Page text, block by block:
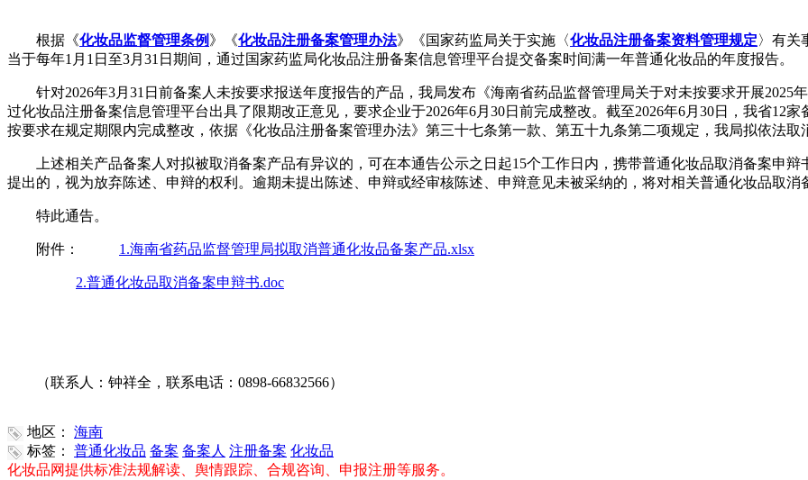
根据《化妆品监督管理条例 》《化妆品注册备案管理办法》《国家药监局关于实施〈化妆品注册备案资料管理规定〉有关
当于每年1月1日至3月31日期间，通过国家药监局化妆品注册备案信息管理平台提交备案时间满一年普通化妆品的年度报告。
针对2026年3月31日前备案人未按要求报送年度报告的产品，我局发布《海南省药品监督管理局关于对未按要求开展2025
过化妆品注册备案信息管理平台出具了限期改正意见，要求企业于2026年6月30日前完成整改。截至2026年6月30日，我省12
按要求在规定期限内完成整改，依据《化妆品注册备案管理办法》第三十七条第一款、第五十九条第二项规定，我局拟依法取
上述相关产品备案人对拟被取消备案产品有异议的，可在本通告公示之日起15个工作日内，携带普通化妆品取消备案申
提出的，视为放弃陈述、申辩的权利。逾期未提出陈述、申辩或经审核陈述、申辩意见未被采纳的，将对相关普通化妆品取消
特此通告。
附件： 1.海南省药品监督管理局拟取消普通化妆品备案产品.xlsx
2.普通化妆品取消备案申辩书.doc
（联系人：钟祥全，联系电话：0898-66832566）
地区：
海南
标签：
普通化妆品 备案 备案人 注册备案 化妆品
化妆品网提供标准法规解读、舆情跟踪、合规咨询、申报注册等服务。